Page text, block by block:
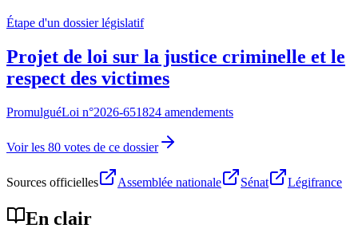
Étape d'un dossier législatif
Projet de loi sur la justice criminelle et le
respect des victimes
PromulguéLoi n°2026-651824 amendements
Voir les 80 votes de ce dossier
Sources officielles Assemblée nationale Sénat Légifrance
En clair